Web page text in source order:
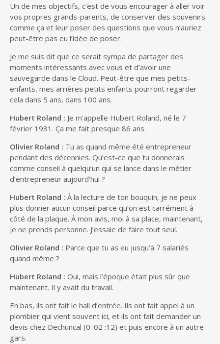
Un de mes objectifs, c’est de vous encourager à aller voir
vos propres grands-parents, de conserver des souvenirs
comme ça et leur poser des questions que vous n’auriez
peut-être pas eu l’idée de poser.
Je me suis dit que ce serait sympa de partager des
moments intéressants avec vous et d’avoir une
sauvegarde dans le Cloud. Peut-être que mes petits-
enfants, mes arrières petits enfants pourront regarder
cela dans 5 ans, dans 100 ans.
Hubert Roland : Je m’appelle Hubert Roland, né le 7
février 1931. Ça me fait presque 86 ans.
Olivier Roland : Tu as quand même été entrepreneur
pendant des décennies. Qu’est-ce que tu donnerais
comme conseil à quelqu’un qui se lance dans le métier
d’entrepreneur aujourd’hui ?
Hubert Roland : À la lecture de ton bouquin, je ne peux
plus donner aucun conseil parce qu’on est carrément à
côté de la plaque. À mon avis, moi à sa place, maintenant,
je ne prends personne. J’essaie de faire tout seul.
Olivier Roland : Parce que tu as eu jusqu’à 7 salariés
quand même ?
Hubert Roland : Oui, mais l’époque était plus sûr que
maintenant. Il y avait du travail.
En bas, ils ont fait le hall d’entrée. Ils ont fait appel à un
plombier qui vient souvent ici, et ils ont fait demander un
devis chez Dechuncal (0 :02 :12) et puis encore à un autre
gars.